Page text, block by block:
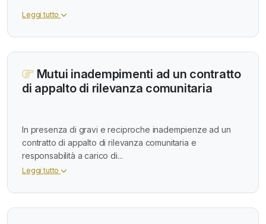
Leggi tutto
Mutui inadempimenti ad un contratto
di appalto di rilevanza comunitaria
In presenza di gravi e reciproche inadempienze ad un
contratto di appalto di rilevanza comunitaria e
responsabilità a carico di...
Leggi tutto